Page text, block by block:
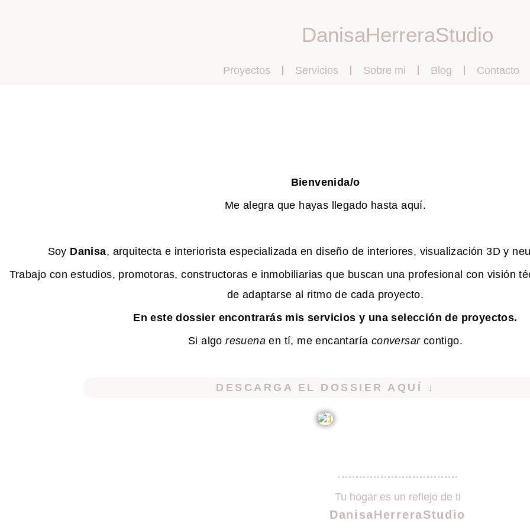
DanisaHerreraStudio
Proyectos Servicios Sobre mi Blog Contacto
Bienvenida/o
Me alegra que hayas llegado hasta aquí.
Soy Danisa, arquitecta e interiorista especializada en diseño de interiores, visualización 3D y
Trabajo con estudios, promotoras, constructoras e inmobiliarias que buscan una profesional con visión
de adaptarse al ritmo de cada proyecto.
En este dossier encontrarás mis servicios y una selección de proyectos.
Si algoresuenaen tí, me encantaría conversarcontigo.
DESCARGA EL DOSSIER AQUÍ ↓
Tu hogar es un reflejo de ti
DanisaHerreraStudio